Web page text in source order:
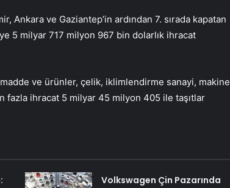
Ankara ve Gaziantep’in ardından 7. sırada kapatan
5 milyar 717 milyon 967 bin dolarlık ihracat
ve ürünler, çelik, iklimlendirme sanayi, makine
fazla ihracat 5 milyar 45 milyon 405 ile taşıtlar
Volkswagen Çin Pazarında